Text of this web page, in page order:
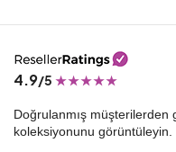
4.9/5
Doğrulanmış
koleksiyonunu görüntüleyin.